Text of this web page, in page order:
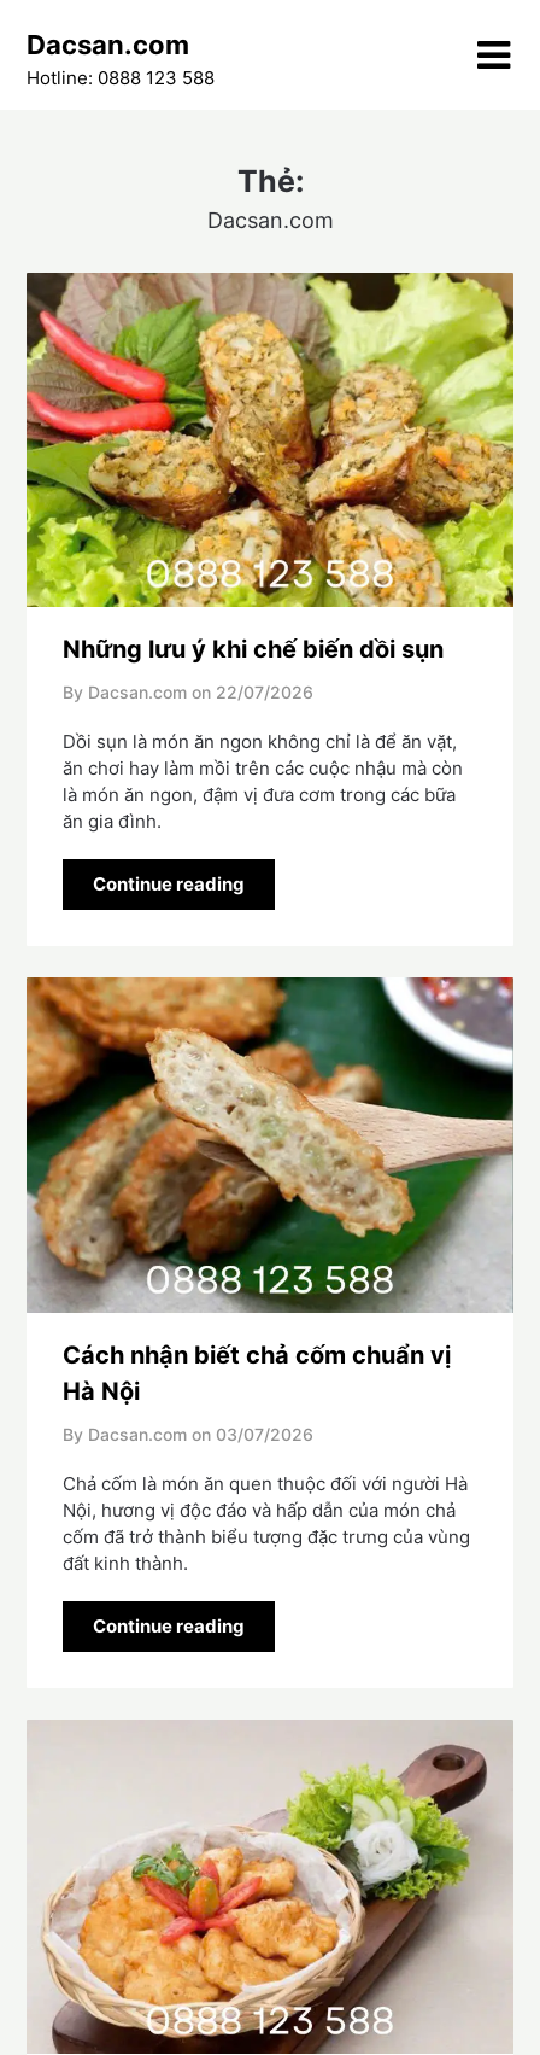
content
Dacsan.com
Hotline: 0888 123 588
Thẻ:
Dacsan.com
Những lưu ý khi chế biến dồi sụn
By Dacsan.com on 22/07/2026
Dồi sụn là món ăn ngon không chỉ là để ăn vặt,
ăn chơi hay làm mồi trên các cuộc nhậu mà còn
là món ăn ngon, đậm vị đưa cơm trong các bữa
ăn gia đình.
Continue reading
Cách nhận biết chả cốm chuẩn vị
Hà Nội
By Dacsan.com on 03/07/2026
Chả cốm là món ăn quen thuộc đối với người Hà
Nội, hương vị độc đáo và hấp dẫn của món chả
cốm đã trở thành biểu tượng đặc trưng của vùng
đất kinh thành.
Continue reading